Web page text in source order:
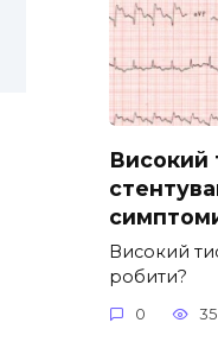
Високий
Високий
робити?
0 35